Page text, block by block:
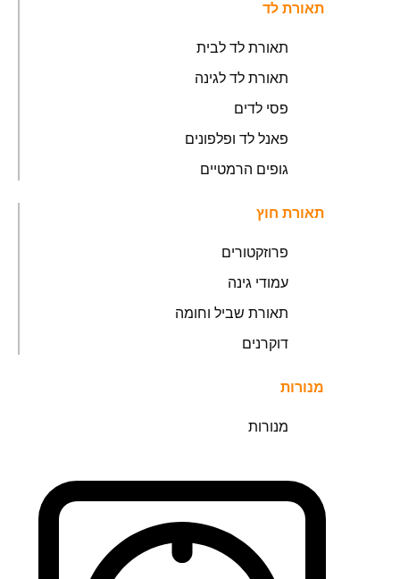
תאורת לד
תאורת לד לבית
תאורת לד לגינה
פסי לדים
פאנל לד ופלפונים
גופים הרמטיים
תאורת חוץ
פרוזקטורים
עמודי גינה
תאורת שביל וחומה
דוקרנים
מנורות
מנורות